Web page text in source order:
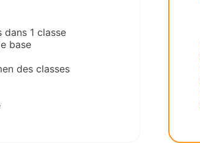
dans 1 classe
base
des classes